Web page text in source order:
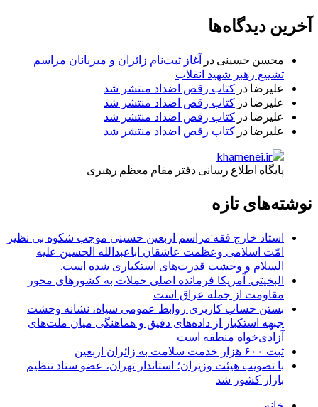
آخرین دیدگاه‌ها
محسن حسینی در آغاز ثبت‌نام زائران و میزبانان مراسم
تشییع رهبر شهید انقلاب
علیرضا در کتاب رقص اضداد منتشر شد
علیرضا در کتاب رقص اضداد منتشر شد
علیرضا در کتاب رقص اضداد منتشر شد
علیرضا در کتاب رقص اضداد منتشر شد
پایگاه اطلاع رسانی دفتر مقام معظم رهبری
نوشته‌های تازه
استاد خارج فقه:مراسم اربعین حسینی موجب شکوه بی نظیر
امّت اسلامی وعظمت عاشقان اباعبدالله الحسین علیه
السلام و وحشت قدرت‌های استکباری شده است.
البخیتی: آمریکا فرمانده اصلی حملات به کشورهای محور
مقاومت از جمله عراق است
بستن حساب کاربری روابط عمومی سپاه، نشانه‌ وحشت
جبهه استکبار از داده‌های دقیق و هماهنگی میان ملت‌های
آزادی‌خواه منطقه است
ثبت ۶۰۰ هزار خدمت سلامت به زائران اربعین
با تصویب هیئت وزیران؛ استاندار تهران، عضو ستاد تنظیم
بازار کشور شد
خانه